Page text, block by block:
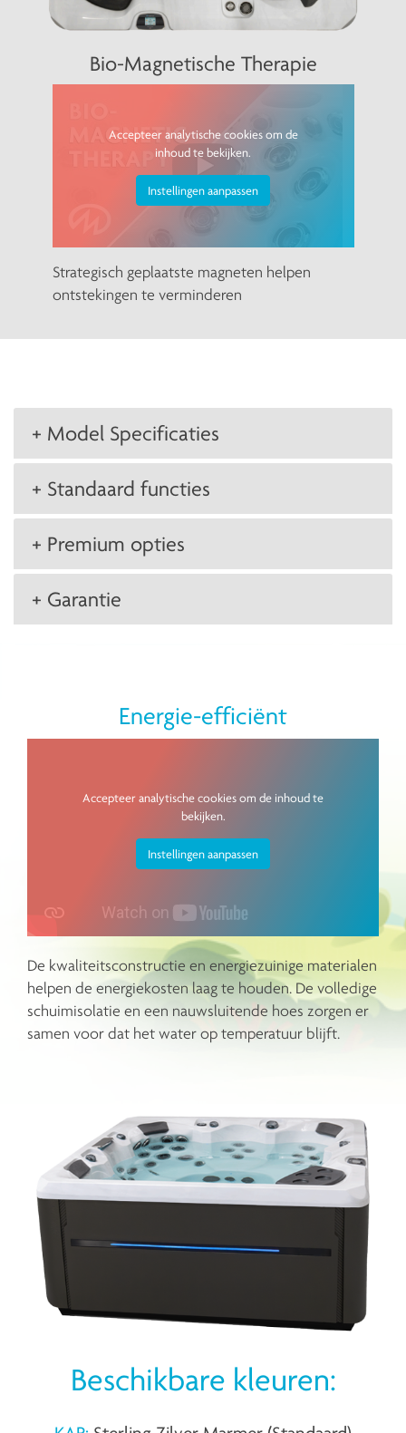
Bio-Magnetische Therapie
Accepteer analytische cookies om de
inhoud te bekijken.
Instellingen aanpassen
Strategisch geplaatste magneten helpen
ontstekingen te verminderen
+ Model Specificaties
+ Standaard functies
+ Premium opties
+ Garantie
Energie-efficiënt
Accepteer analytische cookies om de inhoud te
bekijken.
Instellingen aanpassen
De kwaliteitsconstructie en energiezuinige materialen
helpen de energiekosten laag te houden. De volledige
schuimisolatie en een nauwsluitende hoes zorgen er
samen voor dat het water op temperatuur blijft.
Beschikbare kleuren: